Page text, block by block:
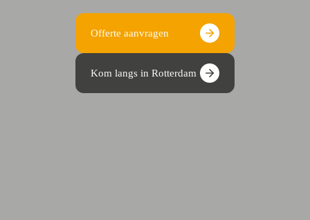
Offerte aanvragen
Kom langs in Rotterdam